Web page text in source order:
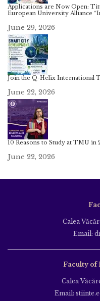
Applications are Now Open:
European University Alliance
June 29, 2026
Join the Q-Helix International
June 22, 2026
10 Reasons to Study at TMU in
June 22, 2026
Calea
Email:
Faculty of
Calea
Email: